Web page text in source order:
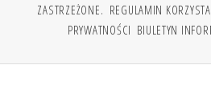
ZASTRZEŻONE. REGULAMIN
PRYWATNOŚCI BIULETYN